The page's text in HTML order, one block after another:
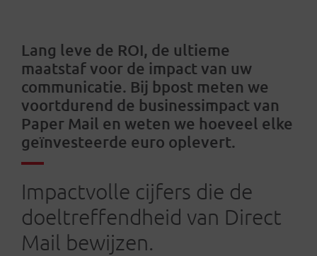
Lang leve de ROI, de ultieme
maatstaf voor de impact van uw
communicatie. Bij bpost meten we
voortdurend de businessimpact van
Paper Mail en weten we hoeveel elke
geïnvesteerde euro oplevert.
Impactvolle cijfers die de
doeltreffendheid van Direct
Mail bewijzen.